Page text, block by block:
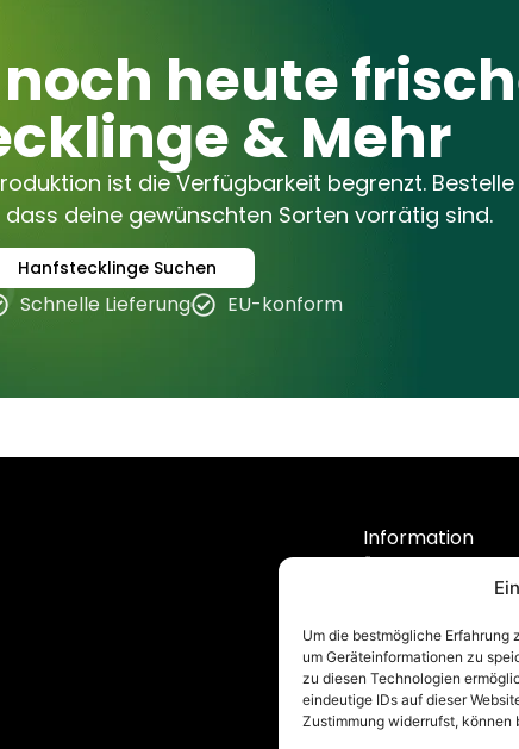
Um die bestmögliche
um Geräteinformationen zu
zu diesen Technologien
eindeutige IDs auf dieser
Zustimmung widerrufst,
heute
& Mehr
ist die Verfügbarkeit begrenzt. Bestelle
deine gewünschten Sorten vorrätig sind.
Hanfstecklinge Suchen
Schnelle Lieferung EU-konform
Information
Über Uns
Support
Versand & Lieferung
Blog